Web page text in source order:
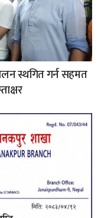
स्थगित गर्न सहमत